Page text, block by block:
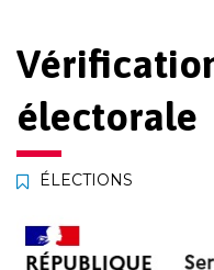
électorale
ÉLECTIONS